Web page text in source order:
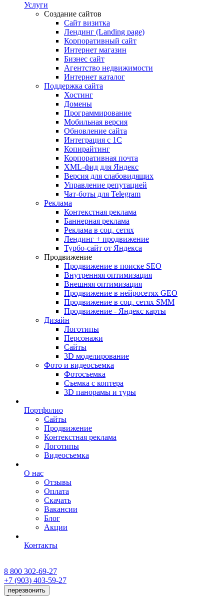
Услуги
Создание сайтов
Сайт визитка
Лендинг (Landing page)
Корпоративный сайт
Интернет магазин
Бизнес сайт
Агентство недвижимости
Интернет каталог
Поддержка сайта
Хостинг
Домены
Программирование
Мобильная версия
Обновление сайта
Интеграция с 1С
Копирайтинг
Корпоративная почта
XML-фид для Яндекс
Версия для слабовидящих
Управление репутацией
Чат-боты для Telegram
Реклама
Контекстная реклама
Баннерная реклама
Реклама в соц. сетях
Лендинг + продвижение
Турбо-сайт от Яндекса
Продвижение
Продвижение в поиске SEO
Внутренняя оптимизация
Внешняя оптимизация
Продвижение в нейросетях GEO
Продвижение в соц. сетях SMM
Продвижение - Яндекс карты
Дизайн
Логотипы
Персонажи
Сайты
3D моделирование
Фото и видеосъемка
Фотосъемка
Съемка с коптера
3D панорамы и туры
Портфолио
Сайты
Продвижение
Контекстная реклама
Логотипы
Видеосъемка
О нас
Отзывы
Оплата
Скачать
Вакансии
Блог
Акции
Контакты
8 800 302-69-27
+7 (903) 403-59-27
перезвонить